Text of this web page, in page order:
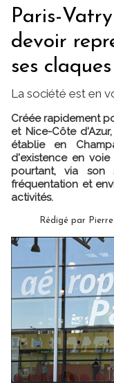
Paris-
devoir
ses
La société est en
Créée rapidement
et Nice-Côte
établie en
d'existence en
pourtant, via son
fréquentation et
activités.
Rédigé par